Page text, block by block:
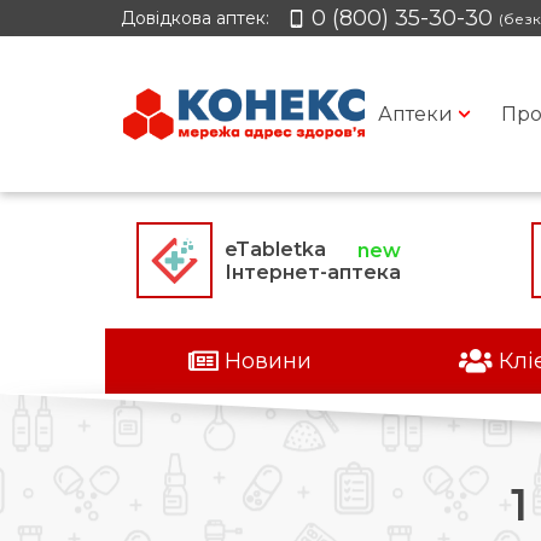
Довідкова аптек: 0 (800) 35-30-30
Аптеки
eTabletka
Інтернет-аптека
Новини